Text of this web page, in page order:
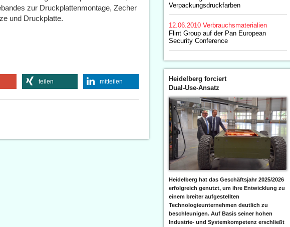
zur Druckplattenmontage, Zecher
und Druckplatte.
teilen mitteilen
Verpackungsdruckfarben
12.06.2010 Verbrauchsmaterialien
Flint Group auf der Pan European
Security Conference
Heidelberg forciert
Dual-Use-Ansatz
Heidelberg hat das Geschäftsjahr 2025/2026
erfolgreich genutzt, um ihre Entwicklung zu
einem breiter aufgestellten
Technologieunternehmen deutlich zu
beschleunigen. Auf Basis seiner hohen
Industrie- und Systemkompetenz erschließt